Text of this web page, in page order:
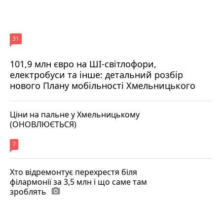
101,9 млн євро на ШІ-світлофори,
електробуси та інше: детальний розбір
нового Плану мобільності Хмельницького
31
Ціни на пальне у Хмельницькому
(ОНОВЛЮЄТЬСЯ)
7
Хто відремонтує перехрестя біля
філармонії за 3,5 млн і що саме там
зроблять photo_camera